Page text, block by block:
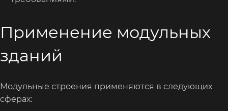
Применение модульных
зданий
Модульные строения применяются в следующих
сферах: